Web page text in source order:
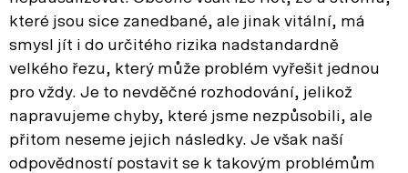
které jsou sice zanedbané, ale jinak vitální, má
smysl jít i do určitého rizika nadstandardně
velkého řezu, který může problém vyřešit jednou
pro vždy. Je to nevděčné rozhodování, jelikož
napravujeme chyby, které jsme nezpůsobili, ale
přitom neseme jejich následky. Je však naší
odpovědností postavit se k takovým problémům